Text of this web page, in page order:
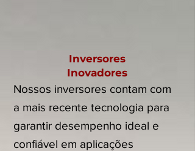
Inversores
Inovadores
Nossos inversores contam com
a mais recente tecnologia para
garantir desempenho ideal e
confiável em aplicações